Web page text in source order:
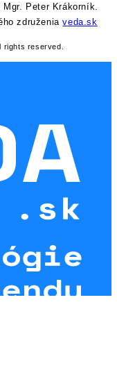
Peter Krákorník.
združeniaveda.sk
rights reserved.